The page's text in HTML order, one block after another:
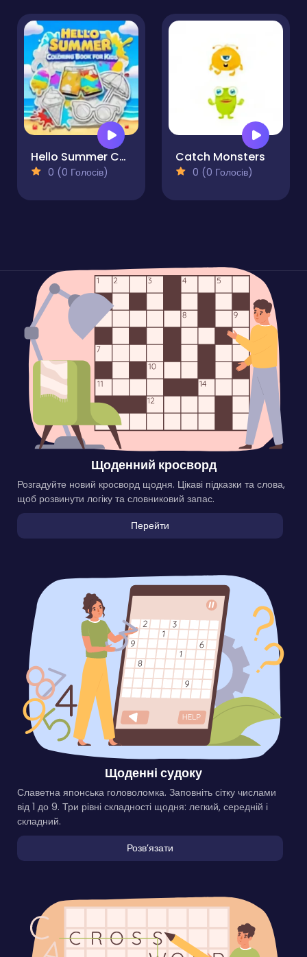
Hello Summer Coloring Book for Kids
0 (0 Голосів)
Catch Monsters
0 (0 Голосів)
Щоденний кросворд
Розгадуйте новий кросворд щодня. Цікаві підказки та слова,
щоб розвинути логіку та словниковий запас.
Перейти
Щоденні судоку
Славетна японська головоломка. Заповніть сітку числами
від 1 до 9. Три рівні складності щодня: легкий, середній і
складний.
Розвʼязати